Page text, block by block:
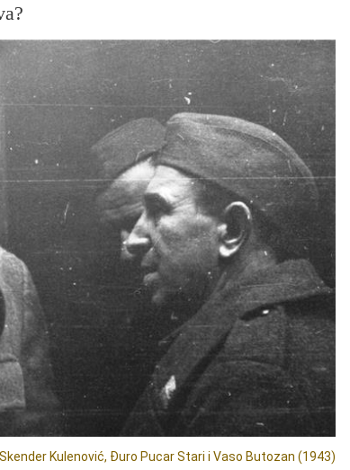
Kulenović, Đuro Pucar Stari i Vaso Butozan (1943)